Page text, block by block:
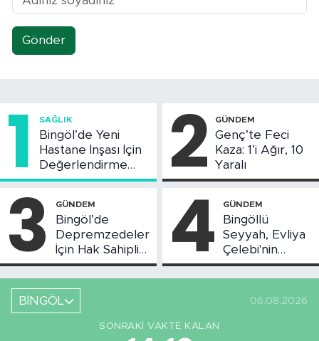
Gönder
1 SAĞLIK
Bingöl’de Yeni
Hastane İnşası İçin
Değerlendirme
Toplantısı Yapıldı
2 GÜNDEM
Genç’te Feci
Kaza: 1’i Ağır, 10
Yaralı
3 GÜNDEM
Bingöl’de
Depremzedeler
İçin Hak Sahipliği
Askı Süreci
Başladı
4 GÜNDEM
Bingöllü
Seyyah, Evliya
Çelebi'nin
Bahsettiği
Bingöl'deki O
BİNGÖL 06.08.2026
SONRAKI VAKTE KALAN